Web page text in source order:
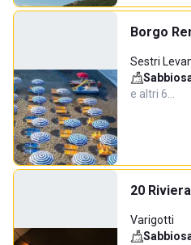
Borgo
Sestri
e altri 6…
20 Riviera
Varigotti